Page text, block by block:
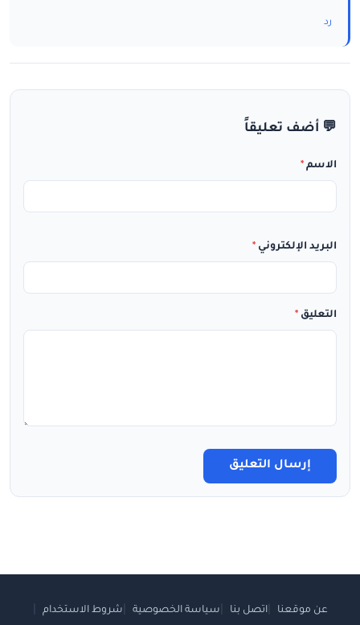
رد
💬 أضف تعليقاً
الاسم *
البريد الإلكتروني *
التعليق *
إرسال التعليق
عن موقعنا اتصل بنا سياسة الخصوصية شروط الاستخدام